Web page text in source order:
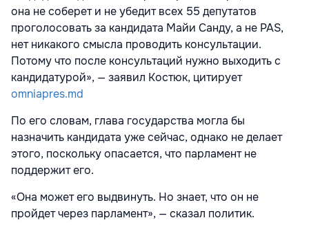
она не соберет и не убедит всех 55 депутатов
проголосовать за кандидата Майи Санду, а не PAS,
нет никакого смысла проводить консультации.
Потому что после консультаций нужно выходить с
кандидатурой», — заявил Костюк, цитирует
omniapres.md
По его словам, глава государства могла бы
назначить кандидата уже сейчас, однако не делает
этого, поскольку опасается, что парламент не
поддержит его.
«Она может его выдвинуть. Но знает, что он не
пройдет через парламент», — сказал политик.